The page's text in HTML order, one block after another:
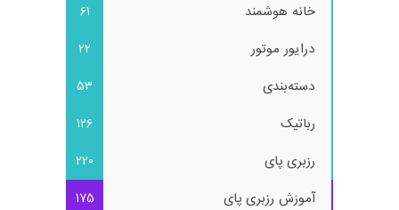
خانه هوشمند
61
درایور موتور
22
دسته‌بندی
53
رباتیک
126
رزبری پای
220
آموزش رزبری پای
175